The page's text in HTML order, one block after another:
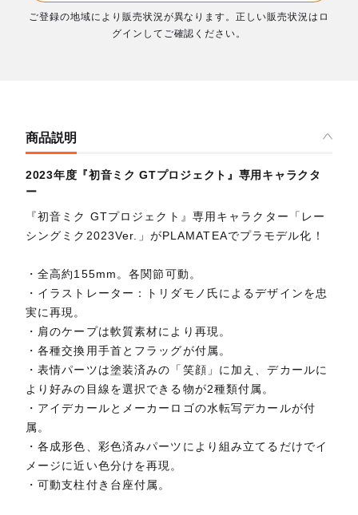
ご登録の地域により販売状況が異なります。正しい販売状況はロ
グインしてご確認ください。
商品説明
2023年度『初音ミク GTプロジェクト』専用キャラクタ
ー
『初音ミク GTプロジェクト』専用キャラクター「レー
シングミク2023Ver.」がPLAMATEAでプラモデル化！
・全高約155mm。各関節可動。
・イラストレーター：トリダモノ氏によるデザインを忠
実に再現。
・肩のケープは軟質素材により再現。
・各種交換用手首とフラッグが付属。
・表情パーツは塗装済みの「笑顔」に加え、デカールに
より好みの目線を選択できる物が2種類付属。
・アイデカールとメーカーロゴの水転写デカールが付
属。
・各成形色、彩色済みパーツにより組み立てるだけでイ
メージに近い色分けを再現。
・可動支柱付き台座付属。